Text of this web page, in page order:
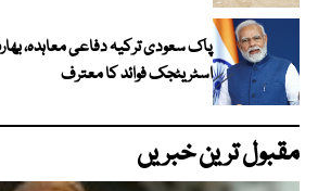
پاک سعودی ترکیہ دفاعی معاہدہ،
اسٹریٹجک فوائد کا معترف
مقبول ترین خبریں